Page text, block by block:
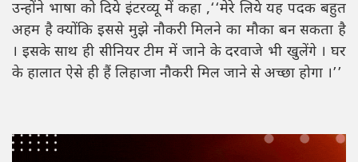
उन्होंने भाषा को दिये इंटरव्यू में कहा ,‘‘मेरे लिये यह पदक बहुत
अहम है क्योंकि इससे मुझे नौकरी मिलने का मौका बन सकता है
। इसके साथ ही सीनियर टीम में जाने के दरवाजे भी खुलेंगे । घर
के हालात ऐसे ही हैं लिहाजा नौकरी मिल जाने से अच्छा होगा ।’’